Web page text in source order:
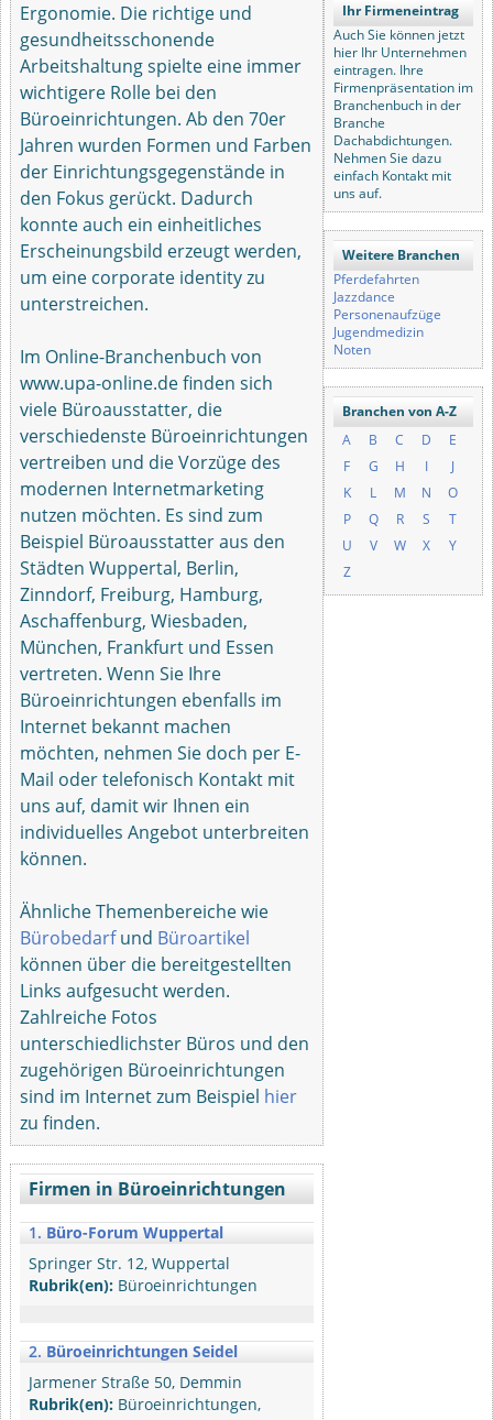
Ergonomie. Die richtige und
gesundheitsschonende
Arbeitshaltung spielte eine immer
wichtigere Rolle bei den
Büroeinrichtungen. Ab den 70er
Jahren wurden Formen und Farben
der Einrichtungsgegenstände in
den Fokus gerückt. Dadurch
konnte auch ein einheitliches
Erscheinungsbild erzeugt werden,
um eine corporate identity zu
unterstreichen.
Im Online-Branchenbuch von
www.upa-online.de finden sich
viele Büroausstatter, die
verschiedenste Büroeinrichtungen
vertreiben und die Vorzüge des
modernen Internetmarketing
nutzen möchten. Es sind zum
Beispiel Büroausstatter aus den
Städten Wuppertal, Berlin,
Zinndorf, Freiburg, Hamburg,
Aschaffenburg, Wiesbaden,
München, Frankfurt und Essen
vertreten. Wenn Sie Ihre
Büroeinrichtungen ebenfalls im
Internet bekannt machen
möchten, nehmen Sie doch per E-
Mail oder telefonisch Kontakt mit
uns auf, damit wir Ihnen ein
individuelles Angebot unterbreiten
können.
Ähnliche Themenbereiche wie
Bürobedarfund Büroartikel
können über die bereitgestellten
Links aufgesucht werden.
Zahlreiche Fotos
unterschiedlichster Büros und den
zugehörigen Büroeinrichtungen
sind im Internet zum Beispiel hier
zu finden.
Firmen in Büroeinrichtungen
1. Büro-Forum Wuppertal
Springer Str. 12, Wuppertal
Rubrik(en): Büroeinrichtungen
2. Büroeinrichtungen Seidel
Jarmener Straße 50, Demmin
Rubrik(en): Büroeinrichtungen,
Ihr Firmeneintrag
Auch Sie können jetzt
hier Ihr Unternehmen
eintragen. Ihre
Firmenpräsentation im
Branchenbuch in der
Branche
Dachabdichtungen.
Nehmen Sie dazu
einfach Kontakt mit
uns auf.
Weitere Branchen
Pferdefahrten
Jazzdance
Personenaufzüge
Jugendmedizin
Noten
Branchen von A-Z
A
B C D
E
F
G H I
J
K
L M N
O
P
Q R S
T
U
V W X
Y
Z